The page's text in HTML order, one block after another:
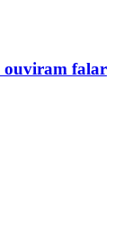
ouviram falar